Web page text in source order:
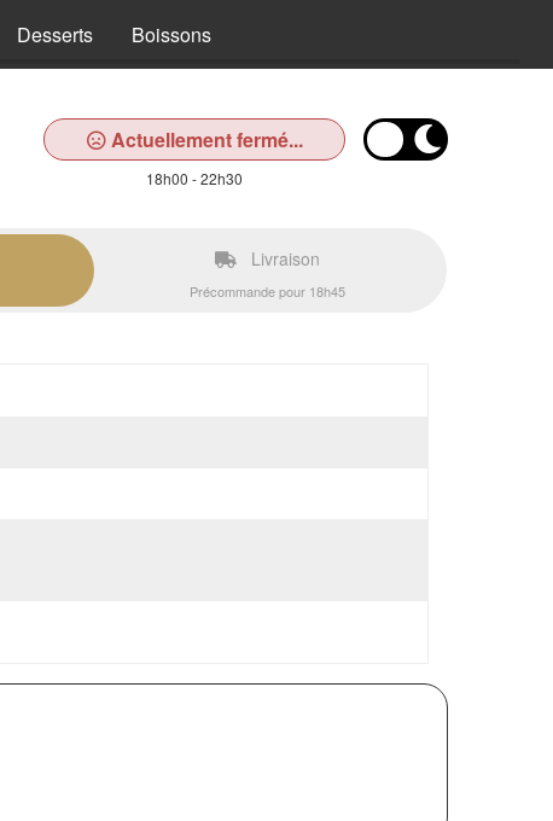
Desserts Boissons
Actuellement fermé...
18h00 - 22h30
Livraison
Précommande pour 18h45